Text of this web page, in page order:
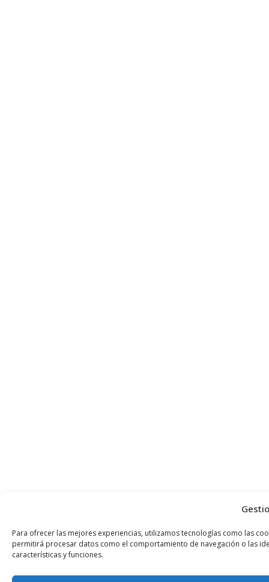
Para ofrecer las mejores experiencias, utilizamos tecnologías como las
permitirá procesar datos como el comportamiento de navegación o las
características y funciones.